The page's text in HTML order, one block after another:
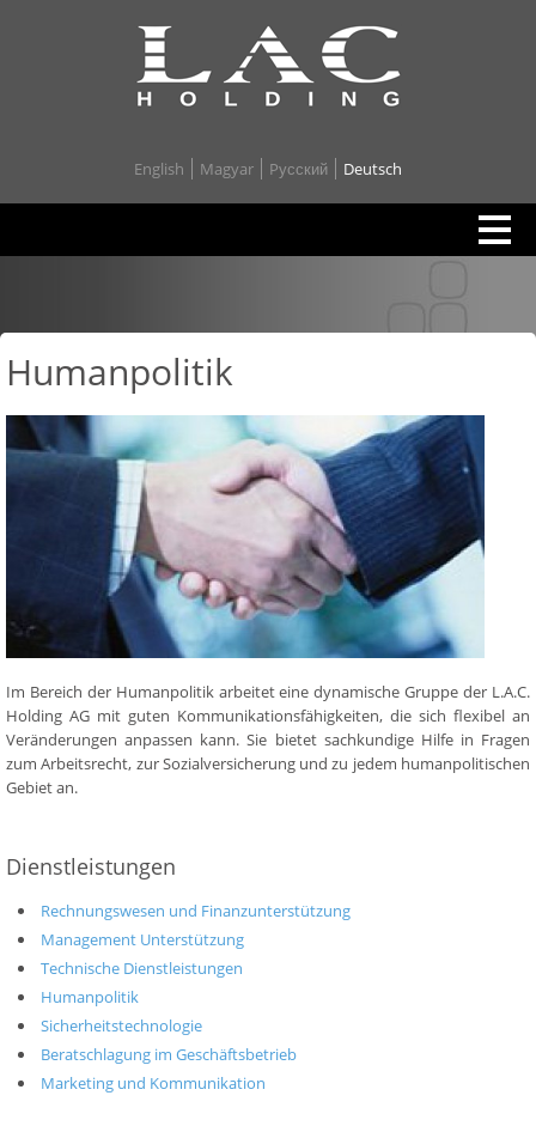
English Magyar Pусский Deutsch
Humanpolitik
Im Bereich der Humanpolitik arbeitet eine dynamische Gruppe der L.A.C.
Holding AG mit guten Kommunikationsfähigkeiten, die sich flexibel an
Veränderungen anpassen kann. Sie bietet sachkundige Hilfe in Fragen
zum Arbeitsrecht, zur Sozialversicherung und zu jedem humanpolitischen
Gebiet an.
Dienstleistungen
Rechnungswesen und Finanzunterstützung
Management Unterstützung
Technische Dienstleistungen
Humanpolitik
Sicherheitstechnologie
Beratschlagung im Geschäftsbetrieb
Marketing und Kommunikation